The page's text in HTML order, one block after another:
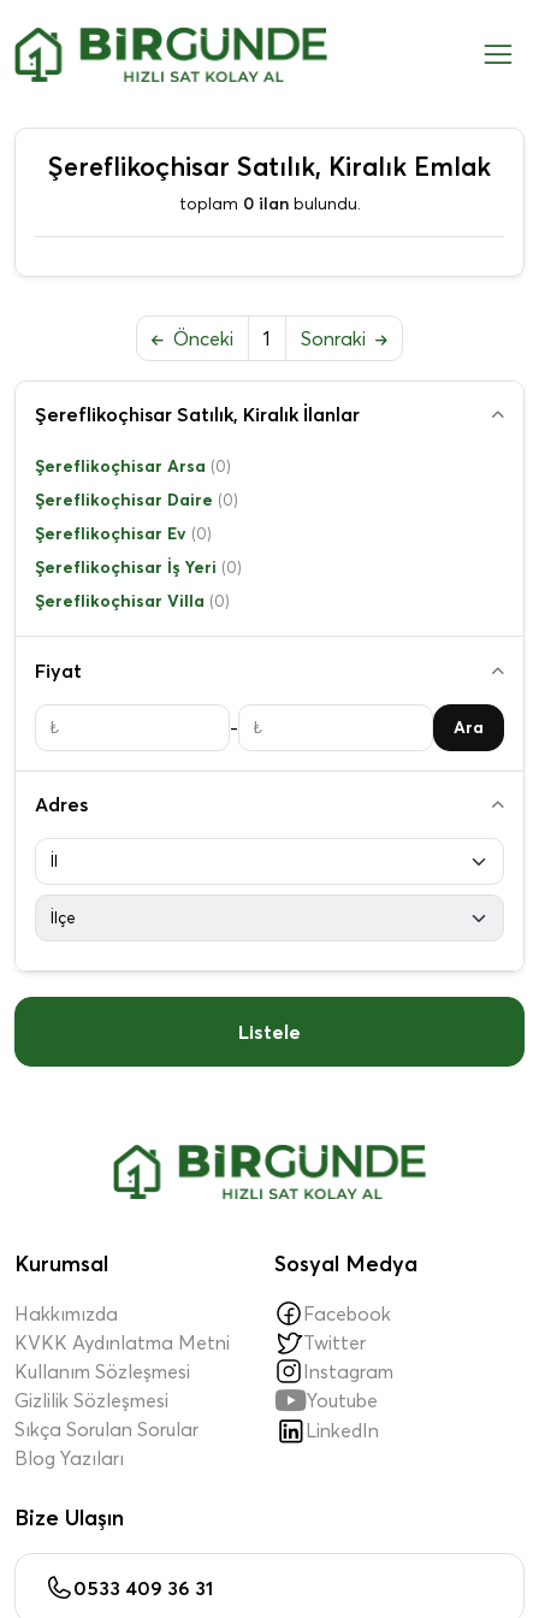
Şereflikoçhisar Satılık, Kiralık İlanlar
Şereflikoçhisar Arsa (0)
Şereflikoçhisar Daire (0)
Şereflikoçhisar Ev (0)
Şereflikoçhisar İş Yeri (0)
Şereflikoçhisar Villa (0)
Fiyat
- Ara
Adres
Listele
Şereflikoçhisar Satılık, Kiralık Emlak
toplam 0 ilanbulundu.
Önceki 1 Sonraki
Kurumsal
Hakkımızda
KVKK Aydınlatma Metni
Kullanım Sözleşmesi
Gizlilik Sözleşmesi
Sıkça Sorulan Sorular
Blog Yazıları
Sosyal Medya
Facebook
Twitter
Instagram
Youtube
LinkedIn
Bize Ulaşın
0533 409 36 31